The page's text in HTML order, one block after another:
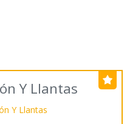
Y Llantas